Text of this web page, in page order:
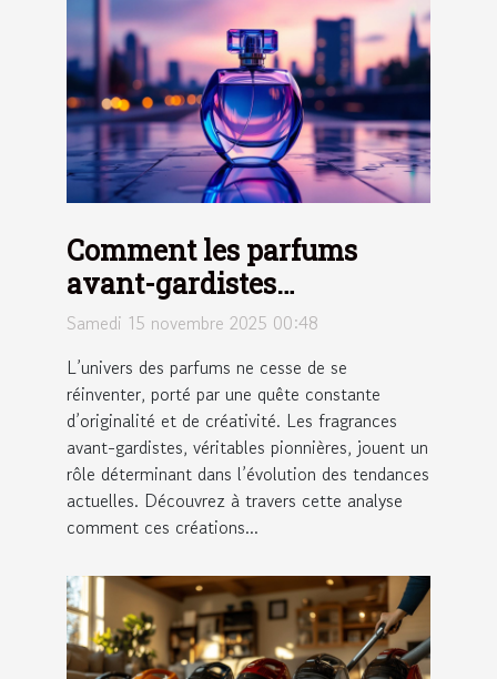
Comment les parfums
avant-gardistes
influencent-ils les
tendances modernes ?
Samedi 15 novembre 2025 00:48
L’univers des parfums ne cesse de se
réinventer, porté par une quête constante
d’originalité et de créativité. Les fragrances
avant-gardistes, véritables pionnières, jouent un
rôle déterminant dans l’évolution des tendances
actuelles. Découvrez à travers cette analyse
comment ces créations...